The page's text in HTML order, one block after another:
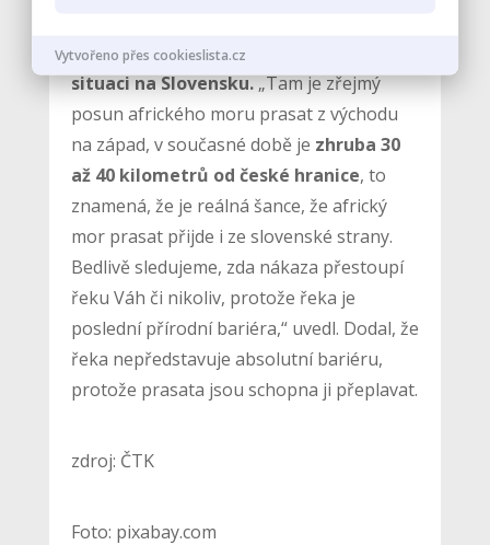
Šatránaveterináři pozorují zejména
situaci na Slovensku.„Tam je zřejmý
posun afrického moru prasat z východu
na západ, v současné době je zhruba 30
až 40 kilometrů od české hranice, to
znamená, že je reálná šance, že africký
mor prasat přijde i ze slovenské strany.
Bedlivě sledujeme, zda nákaza přestoupí
řeku Váh či nikoliv, protože řeka je
poslední přírodní bariéra,“ uvedl. Dodal, že
řeka nepředstavuje absolutní bariéru,
protože prasata jsou schopna ji přeplavat.
zdroj: ČTK
Foto: pixabay.com
Vytvořeno přes cookieslista.cz